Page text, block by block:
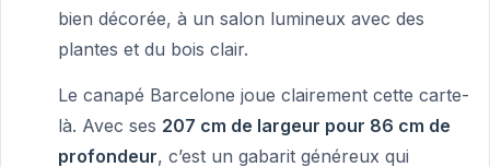
bien décorée, à un salon lumineux avec des
plantes et du bois clair.
Le canapé Barcelone joue clairement cette carte-
là. Avec ses 207 cm de largeur pour 86 cm de
profondeur, c’est un gabarit généreux qui